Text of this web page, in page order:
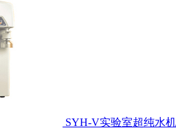
SYH-V实验室超纯水机